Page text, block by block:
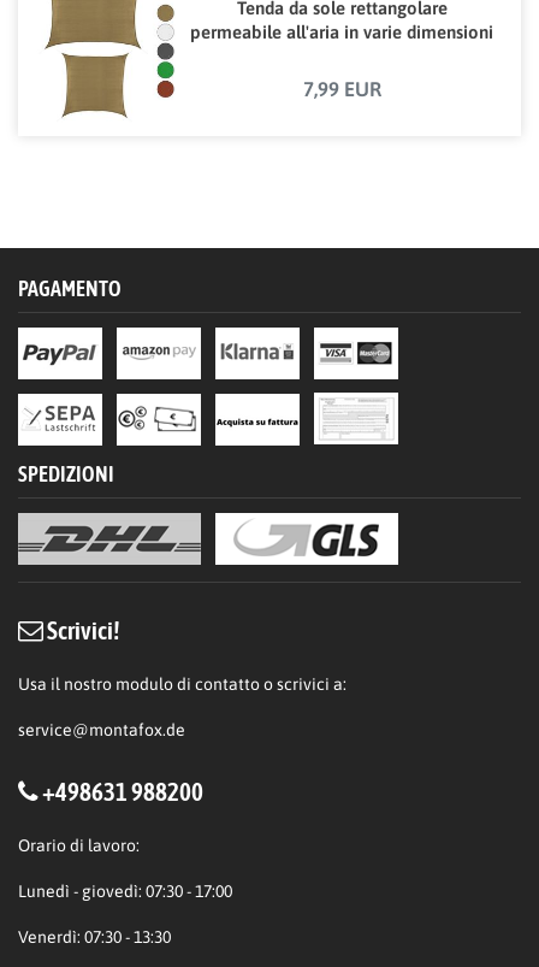
Tenda da sole rettangolare
permeabile all'aria in varie dimensioni
7,99 EUR
PAGAMENTO
SPEDIZIONI
Scrivici!
Usa il nostro modulo di contatto o scrivici a:
service@montafox.de
+498631 988200
Orario di lavoro:
Lunedì - giovedì: 07:30 - 17:00
Venerdì: 07:30 - 13:30